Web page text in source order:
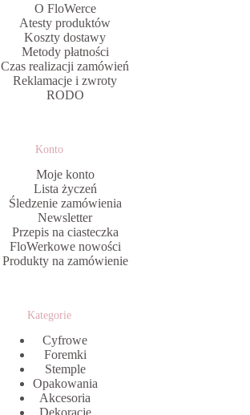
O FloWerce
Atesty produktów
Koszty dostawy
Metody płatności
Czas realizacji zamówień
Reklamacje i zwroty
RODO
Konto
Moje konto
Lista życzeń
Śledzenie zamówienia
Newsletter
Przepis na ciasteczka
FloWerkowe nowości
Produkty na zamówienie
Kategorie
Cyfrowe
Foremki
Stemple
Opakowania
Akcesoria
Dekoracje